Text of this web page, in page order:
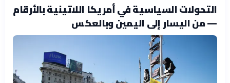
التحولات السياسية في أمريكا اللاتينية بالأرقام
— من اليسار إلى اليمين وبالعكس